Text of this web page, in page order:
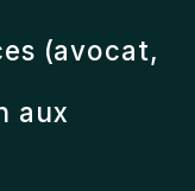
(avocat,
aux